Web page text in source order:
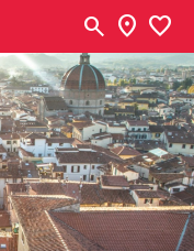
search location_on favorite